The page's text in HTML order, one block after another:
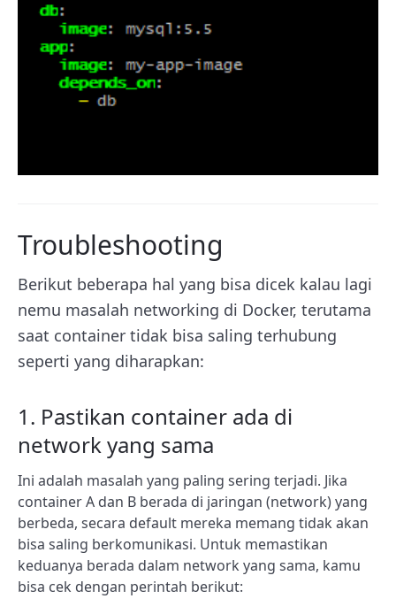
Troubleshooting
Berikut beberapa hal yang bisa dicek kalau lagi
nemu masalah networking di Docker, terutama
saat container tidak bisa saling terhubung
seperti yang diharapkan:
1. Pastikan container ada di
network yang sama
Ini adalah masalah yang paling sering terjadi. Jika
container A dan B berada di jaringan (network) yang
berbeda, secara default mereka memang tidak akan
bisa saling berkomunikasi. Untuk memastikan
keduanya berada dalam network yang sama, kamu
bisa cek dengan perintah berikut: